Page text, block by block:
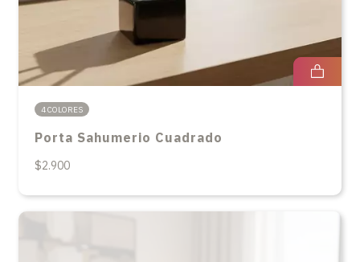
4 COLORES
Porta Sahumerio Cuadrado
$2.900